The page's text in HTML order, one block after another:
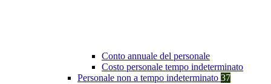
Conto annuale del personale
Costo personale tempo indeterminato
Personale non a tempo indeterminato 37